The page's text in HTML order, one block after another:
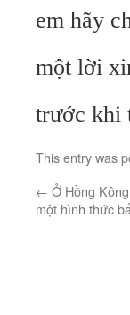
em hãy
một lời
trước khi
This entry was
← Ở Hồng
một hình thức